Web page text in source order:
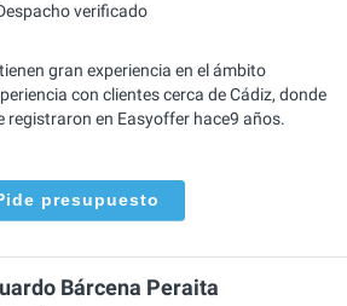
verificado
gran experiencia en el ámbito
con clientes cerca de Cádiz, donde
registraron en Easyoffer hace9 años.
presupuesto
Bárcena Peraita